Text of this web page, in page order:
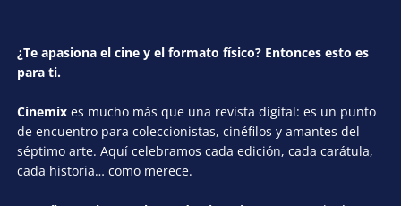
¿Te apasiona el cine y el formato físico? Entonces esto es
para ti.
Cinemix es mucho más que una revista digital: es un punto
de encuentro para coleccionistas, cinéfilos y amantes del
séptimo arte. Aquí celebramos cada edición, cada carátula,
cada historia… como merece.